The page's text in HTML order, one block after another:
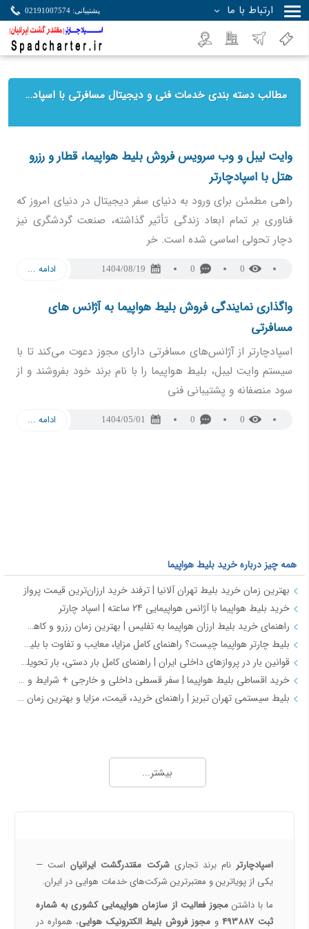
ارتباط با ما پشتیبانی: 02191007574
مطالب دسته بندی خدمات فنی و دیجیتال مسافرتی با اسپادچارتر
وایت لیبل و وب سرویس فروش بلیط هواپیما، قطار و رزرو
هتل با اسپادچارتر
راهی مطمئن برای ورود به دنیای سفر دیجیتال در دنیای امروز که
فناوری بر تمام ابعاد زندگی تأثیر گذاشته، صنعت گردشگری نیز
دچار تحولی اساسی شده است. خر
0
0
1404/08/19 ادامه ...
واگذاری نمایندگی فروش بلیط هواپیما به آژانس های
مسافرتی
اسپادچارتر از آژانس‌های مسافرتی دارای مجوز دعوت می‌کند تا با
سیستم وایت لیبل، بلیط هواپیما را با نام برند خود بفروشند و از
سود منصفانه و پشتیبانی فنی
0
0
1404/05/01 ادامه ...
همه چیز درباره خرید بلیط هواپیما
بهترین زمان خرید بلیط تهران آلانیا | ترفند خرید ارزان‌ترین قیمت پرواز
خرید بلیط هواپیما با آژانس هواپیمایی 24 ساعته | اسپاد چارتر
راهنمای خرید بلیط ارزان هواپیما به تفلیس | بهترین زمان رزرو و کاهش هزینه سفر
بلیط چارتر هواپیما چیست؟ راهنمای کامل مزایا، معایب و تفاوت با بلیط سیستمی
قوانین بار در پروازهای داخلی ایران | راهنمای کامل بار دستی، بار تحویلی و مقررات حمل بار
خرید اقساطی بلیط هواپیما | سفر قسطی داخلی و خارجی + شرایط و مدارک | اسپادچارتر
بلیط سیستمی تهران تبریز | راهنمای خرید، قیمت، مزایا و بهترین زمان رزرو
همه چیز درباره خرید بلیط هواپیما 3
بیشتر...
اسپادچارتر نام برند تجاریشرکت مقتدرگشت ایرانیاناست —
یکی از پویا‌ترین و معتبرترین شرکت‌های خدمات هوایی در ایران.
ما با داشتنمجوز فعالیت از سازمان هواپیمایی کشوری به شماره
ثبت 493887
و مجوز فروش بلیط الکترونیک هوایی، همواره در